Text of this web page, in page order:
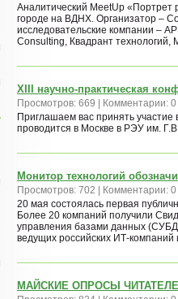
Аналитический MeetUp «Портрет
городе на ВДНХ. Организатор –
исследовательские компании –
Consulting, Квадрант технологий,
XIII научно-практическая
Просмотров: 669 | Комментарии: 0
Приглашаем вас принять
проводится в Москве в РЭУ им.
Монитор технологий
Просмотров: 702 | Комментарии: 0
20 мая состоялась первая
Более 20 компаний получили
управления базами данных
ведущих российских ИТ-компаний
МАЙСКИЕ ОПРОСЫ